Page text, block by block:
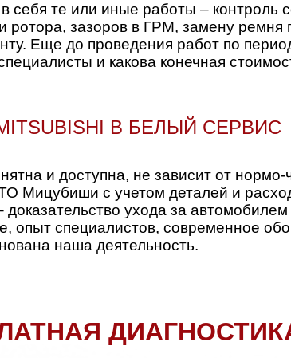
те или иные работы – контроль
ротора, зазоров в ГРМ, замену ремня
Еще до проведения работ по
и какова конечная
В БЕЛЫЙ СЕРВИС
и доступна, не зависит от
Мицубиши с учетом деталей и
ухода за
опыт специалистов, современное
наша деятельность.